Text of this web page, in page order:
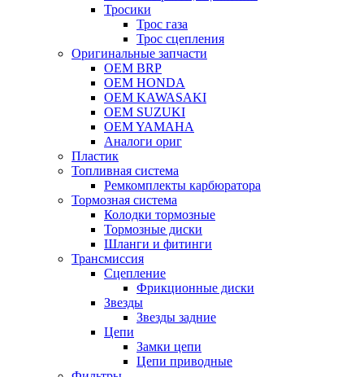
Тросики
Трос газа
Трос сцепления
Оригинальные запчасти
OEM BRP
OEM HONDA
OEM KAWASAKI
OEM SUZUKI
OEM YAMAHA
Аналоги ориг
Пластик
Топливная система
Ремкомплекты карбюратора
Тормозная система
Колодки тормозные
Тормозные диски
Шланги и фитинги
Трансмиссия
Cцепление
Фрикционные диски
Звезды
Звезды задние
Цепи
Замки цепи
Цепи приводные